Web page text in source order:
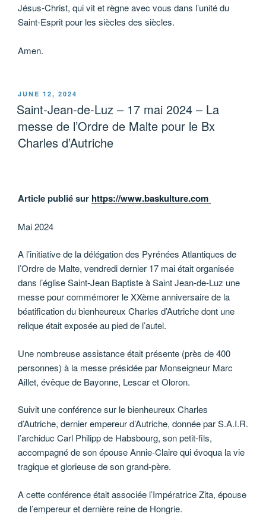
Jésus-Christ, qui vit et règne avec vous dans l’unité du
Saint-Esprit pour les siècles des siècles.
Amen.
POSTED
ON
JUNE 12, 2024
Saint-Jean-de-Luz – 17 mai 2024 – La
messe de l’Ordre de Malte pour le Bx
Charles d’Autriche
Article publié sur https://www.baskulture.com
Mai 2024
A l’initiative de la délégation des Pyrénées Atlantiques de
l’Ordre de Malte, vendredi dernier 17 mai était organisée
dans l’église Saint-Jean Baptiste à Saint Jean-de-Luz une
messe pour commémorer le XXème anniversaire de la
béatification du bienheureux Charles d’Autriche dont une
relique était exposée au pied de l’autel.
Une nombreuse assistance était présente (près de 400
personnes) à la messe présidée par Monseigneur Marc
Aillet, évêque de Bayonne, Lescar et Oloron.
Suivit une conférence sur le bienheureux Charles
d’Autriche, dernier empereur d’Autriche, donnée par S.A.I.R.
l’archiduc Carl Philipp de Habsbourg, son petit-fils,
accompagné de son épouse Annie-Claire qui évoqua la vie
tragique et glorieuse de son grand-père.
A cette conférence était associée l’Impératrice Zita, épouse
de l’empereur et dernière reine de Hongrie.